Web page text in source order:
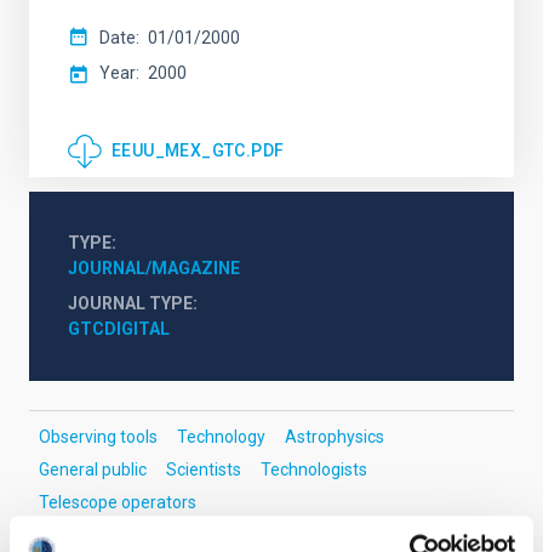
Date
01/01/2000
Year
2000
EEUU_MEX_GTC.PDF
TYPE
JOURNAL/MAGAZINE
JOURNAL TYPE
GTCDIGITAL
Observing tools Technology
Astrophysics
General public
Scientists
Technologists
Telescope operators